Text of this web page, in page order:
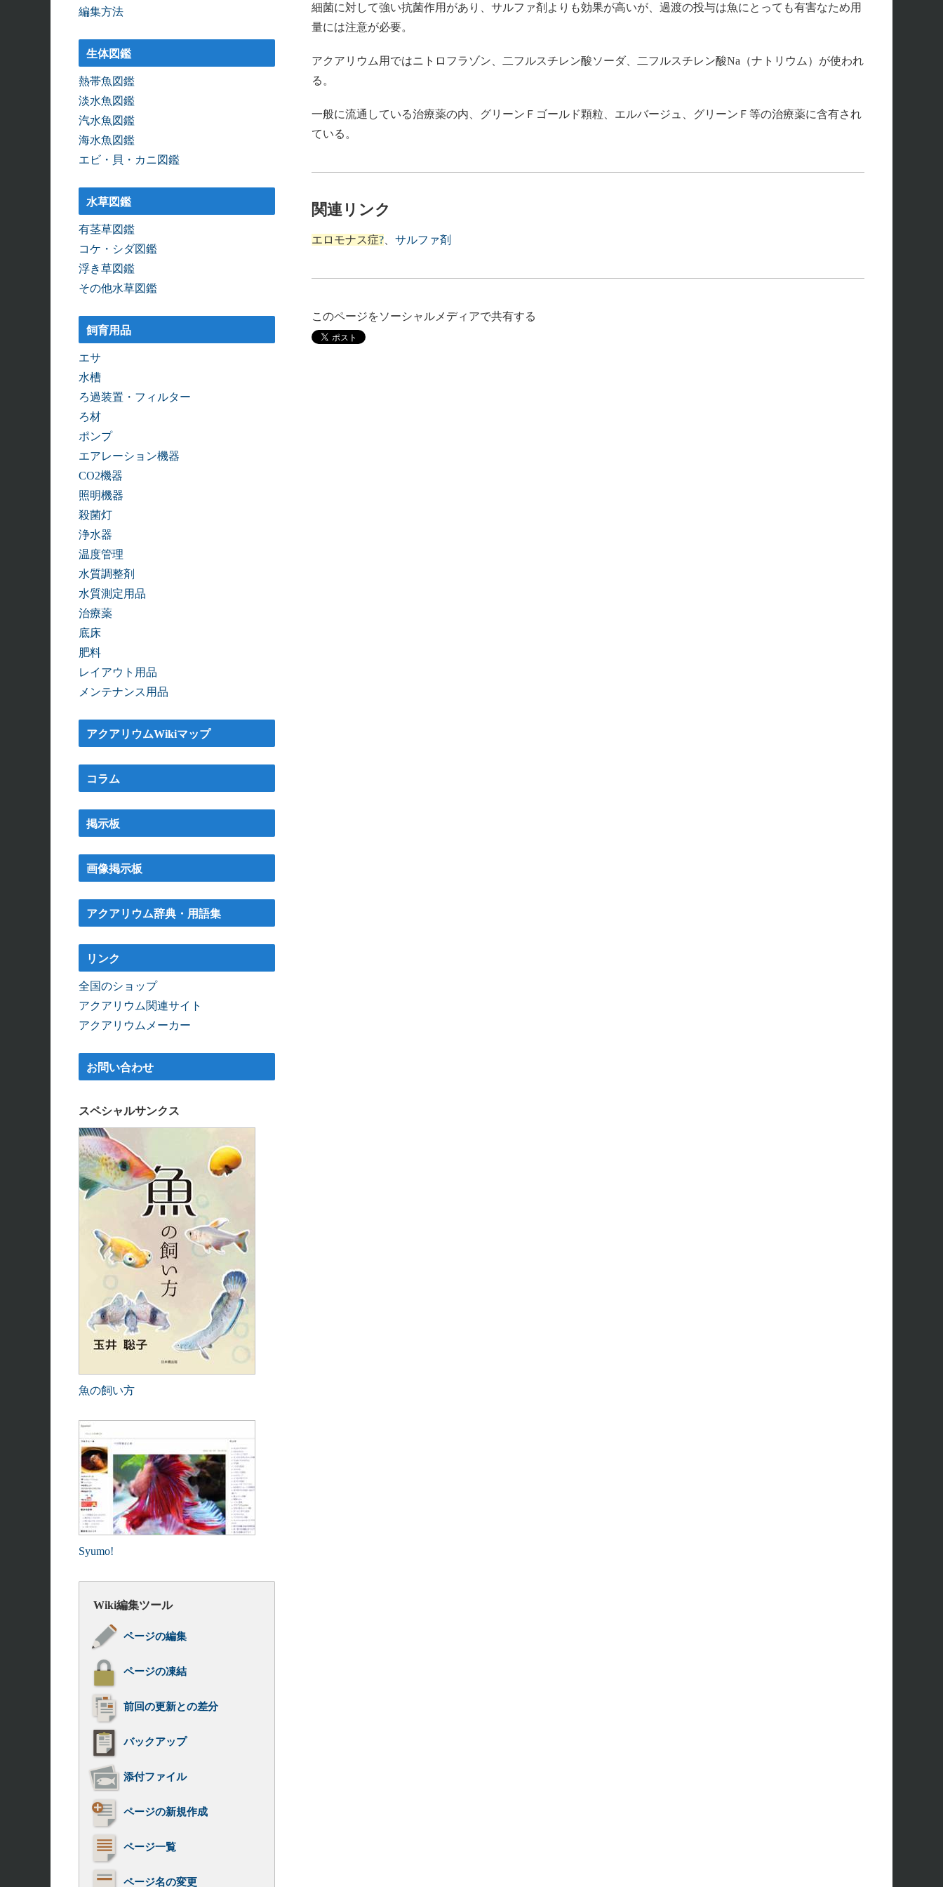
細菌に対して強い抗菌作用があり、サルファ剤よりも効果が高いが、過渡の投与は魚にとっても有害なため用
量には注意が必要。
アクアリウム用ではニトロフラゾン、二フルスチレン酸ソーダ、二フルスチレン酸Na（ナトリウム）が使われ
る。
一般に流通している治療薬の内、グリーンＦゴールド顆粒、エルバージュ、グリーンＦ等の治療薬に含有され
ている。
関連リンク
エロモナス症? サルファ剤
このページをソーシャルメディアで共有する
編集方法
生体図鑑
熱帯魚図鑑
淡水魚図鑑
汽水魚図鑑
海水魚図鑑
エビ・貝・カニ図鑑
水草図鑑
有茎草図鑑
コケ・シダ図鑑
浮き草図鑑
その他水草図鑑
飼育用品
エサ
水槽
ろ過装置・フィルター
ろ材
ポンプ
エアレーション機器
CO2機器
照明機器
殺菌灯
浄水器
温度管理
水質調整剤
水質測定用品
治療薬
底床
肥料
レイアウト用品
メンテナンス用品
アクアリウムWikiマップ
コラム
掲示板
画像掲示板
アクアリウム辞典・用語集
リンク
全国のショップ
アクアリウム関連サイト
アクアリウムメーカー
お問い合わせ
スペシャルサンクス
魚の飼い方
Syumo!
Wiki編集ツール
ページの編集
ページの凍結
前回の更新との差分
バックアップ
添付ファイル
ページの新規作成
ページ一覧
ページ名の変更